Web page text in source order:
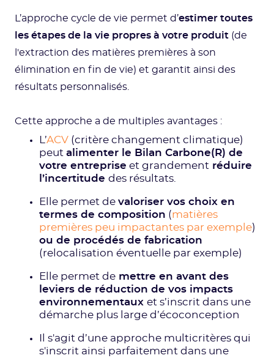
L’approche cycle de vie permet d’estimer toutes
les étapes de la vie propres à votre produit (de
l'extraction des matières premières à son
élimination en fin de vie) et garantit ainsi des
résultats personnalisés.
Cette approche a de multiples avantages :
L’ACV (critère changement climatique)
peut alimenter le Bilan Carbone(R) de
votre entreprise et grandement réduire
l’incertitude des résultats.
Elle permet de valoriser vos choix en
termes de composition (matières
premières peu impactantes par exemple)
ou de procédés de fabrication
(relocalisation éventuelle par exemple)
Elle permet de mettre en avant des
leviers de réduction de vos impacts
environnementaux et s’inscrit dans une
démarche plus large d’écoconception
Il s'agit d’une approche multicritères qui
s'inscrit ainsi parfaitement dans une